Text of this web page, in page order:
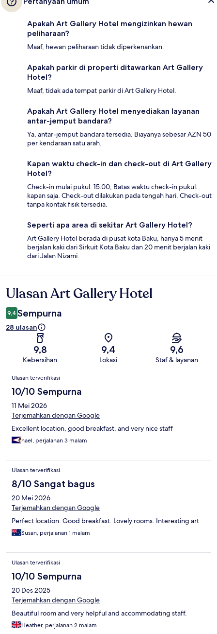
Apakah Art Gallery Hotel mengizinkan hewan
peliharaan?
Maaf, hewan peliharaan tidak diperkenankan.
Apakah parkir di properti ditawarkan Art Gallery
Hotel?
Maaf, tidak ada tempat parkir di Art Gallery Hotel.
Apakah Art Gallery Hotel menyediakan layanan
antar-jemput bandara?
Ya, antar-jemput bandara tersedia. Biayanya sebesar AZN 50
per kendaraan satu arah.
Kapan waktu check-in dan check-out di Art Gallery
Hotel?
Check-in mulai pukul: 15.00; Batas waktu check-in pukul:
kapan saja. Check-out dilakukan pada tengah hari. Check-out
tanpa kontak fisik tersedia.
Seperti apa area di sekitar Art Gallery Hotel?
Art Gallery Hotel berada di pusat kota Baku, hanya 5 menit
berjalan kaki dari Sirkuit Kota Baku dan 20 menit berjalan kaki
dari Jalan Nizami.
Ulasan
Ulasan Art Gallery Hotel
9,4 Sempurna
28 ulasan
9,8
Kebersihan
9,4
Lokasi
9,6
Staf & layanan
Ulasan
Ulasan terverifikasi
10/10 Sempurna
11 Mei 2026
Terjemahkan dengan Google
Excellent location, good breakfast, and very nice staff
nael, perjalanan 3 malam
Ulasan terverifikasi
8/10 Sangat bagus
20 Mei 2026
Terjemahkan dengan Google
Perfect location. Good breakfast. Lovely rooms. Interesting art
Susan, perjalanan 1 malam
Ulasan terverifikasi
10/10 Sempurna
20 Des 2025
Terjemahkan dengan Google
Beautiful room and very helpful and accommodating staff.
Heather, perjalanan 2 malam